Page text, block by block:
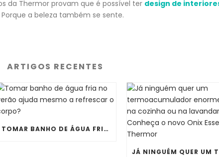
da Thermor provam que é possível ter design de
Porque a beleza também se sente.
ARTIGOS RECENTES
TOMAR BANHO DE ÁGUA FRIA NO VERÃO AJUDA MESMO A REFRESCAR O CORPO?